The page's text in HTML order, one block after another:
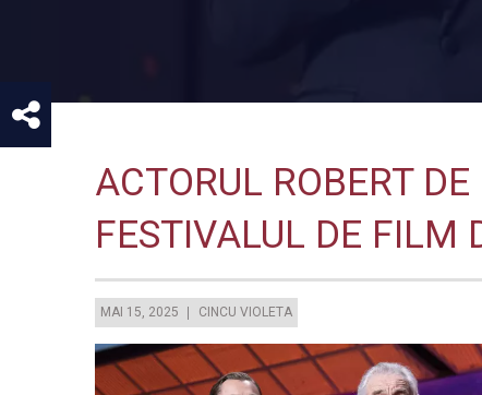
ACTORUL ROBERT
FESTIVALUL DE FILM
MAI 15, 2025 CINCU VIOLETA